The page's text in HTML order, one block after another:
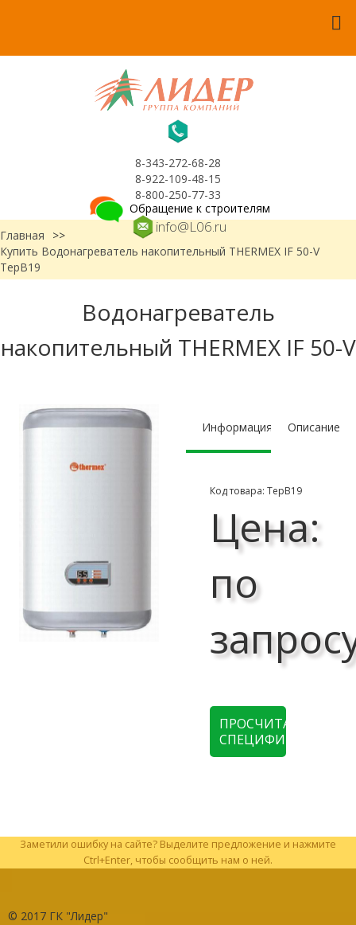
8-343-272-68-28
8-922-109-48-15
8-800-250-77-33
info@L06.ru
Обращение к строителям
Главная
>>
Купить Водонагреватель накопительный THERMEX IF 50-V
ТерВ19
Водонагреватель
накопительный THERMEX IF 50-V
Информация Описание
Код товара: ТерВ19
Цена:
по
ПРОСЧИТАТЬ
СПЕЦИФИКАЦИЮ
Заметили ошибку на сайте? Выделите предложение и нажмите
Ctrl+Enter, чтобы сообщить нам о ней.
© 2017 ГК "Лидер"